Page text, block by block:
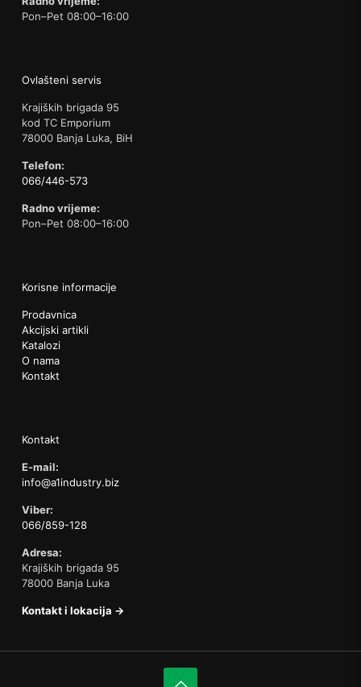
Pon–Pet 08:00–16:00
Ovlašteni servis
Krajiških brigada 95
kod TC Emporium
78000 Banja Luka, BiH
Telefon:
066/446-573
Radno vrijeme:
Pon–Pet 08:00–16:00
Korisne informacije
Prodavnica
Akcijski artikli
Katalozi
O nama
Kontakt
Kontakt
E-mail:
info@a1industry.biz
Viber:
066/859-128
Adresa:
Krajiških brigada 95
78000 Banja Luka
Kontakt i lokacija →